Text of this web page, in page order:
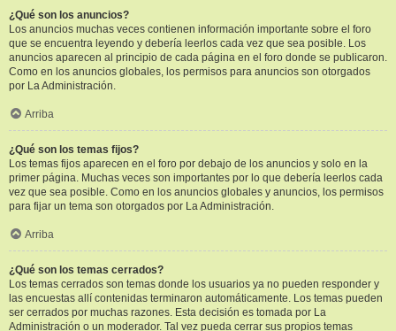
¿Qué son los anuncios?
Los anuncios muchas veces contienen información importante sobre el foro
que se encuentra leyendo y debería leerlos cada vez que sea posible. Los
anuncios aparecen al principio de cada página en el foro donde se publicaron.
Como en los anuncios globales, los permisos para anuncios son otorgados
por La Administración.
Arriba
¿Qué son los temas fijos?
Los temas fijos aparecen en el foro por debajo de los anuncios y solo en la
primer página. Muchas veces son importantes por lo que debería leerlos cada
vez que sea posible. Como en los anuncios globales y anuncios, los permisos
para fijar un tema son otorgados por La Administración.
Arriba
¿Qué son los temas cerrados?
Los temas cerrados son temas donde los usuarios ya no pueden responder y
las encuestas allí contenidas terminaron automáticamente. Los temas pueden
ser cerrados por muchas razones. Esta decisión es tomada por La
Administración o un moderador. Tal vez pueda cerrar sus propios temas